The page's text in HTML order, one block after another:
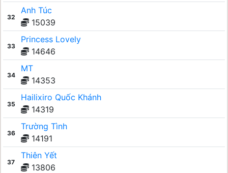
32
Anh Túc
15039
33
Princess Lovely
14646
34
MT
14353
35
Hailixiro Quốc Khánh
14319
36
Trường Tình
14191
37
Thiên Yết
13806